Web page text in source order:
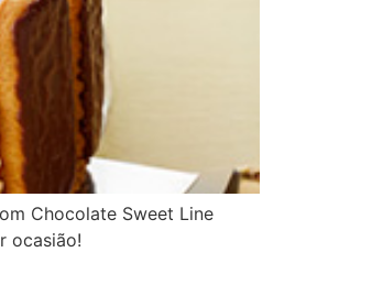
Chocolate Sweet Line
ocasião!